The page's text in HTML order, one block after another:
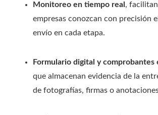
Monitoreo en tiempo real ,
empresas conozcan con precisión
envío en cada etapa.
Formulario digital y comprobantes
que almacenan evidencia de la
de fotografías, firmas o